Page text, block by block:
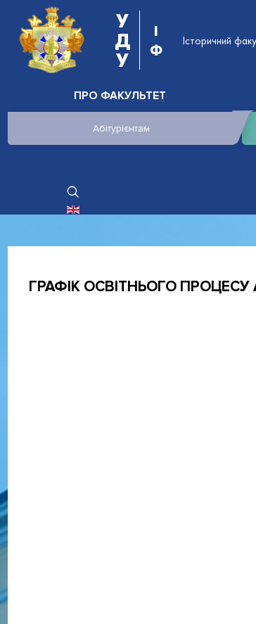
У
Д
У
І
Ф
Історичний
ПРО ФАКУЛЬТЕТ
Абітурієнтам
ОБЕРІТЬ СВОЮ МОВУ
ГРАФІК ОСВІТНЬОГО ПРОЦЕСУ